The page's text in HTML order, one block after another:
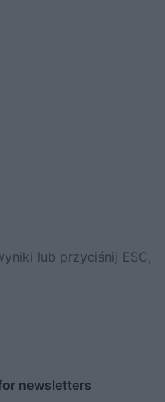
lub przyciśnij ESC,
newsletters